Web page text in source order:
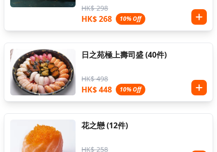
HK$ 298
HK$ 268 10% Off
日之苑極上壽司盛 (40件)
HK$ 498
HK$ 448 10% Off
花之戀 (12件)
HK$ 258